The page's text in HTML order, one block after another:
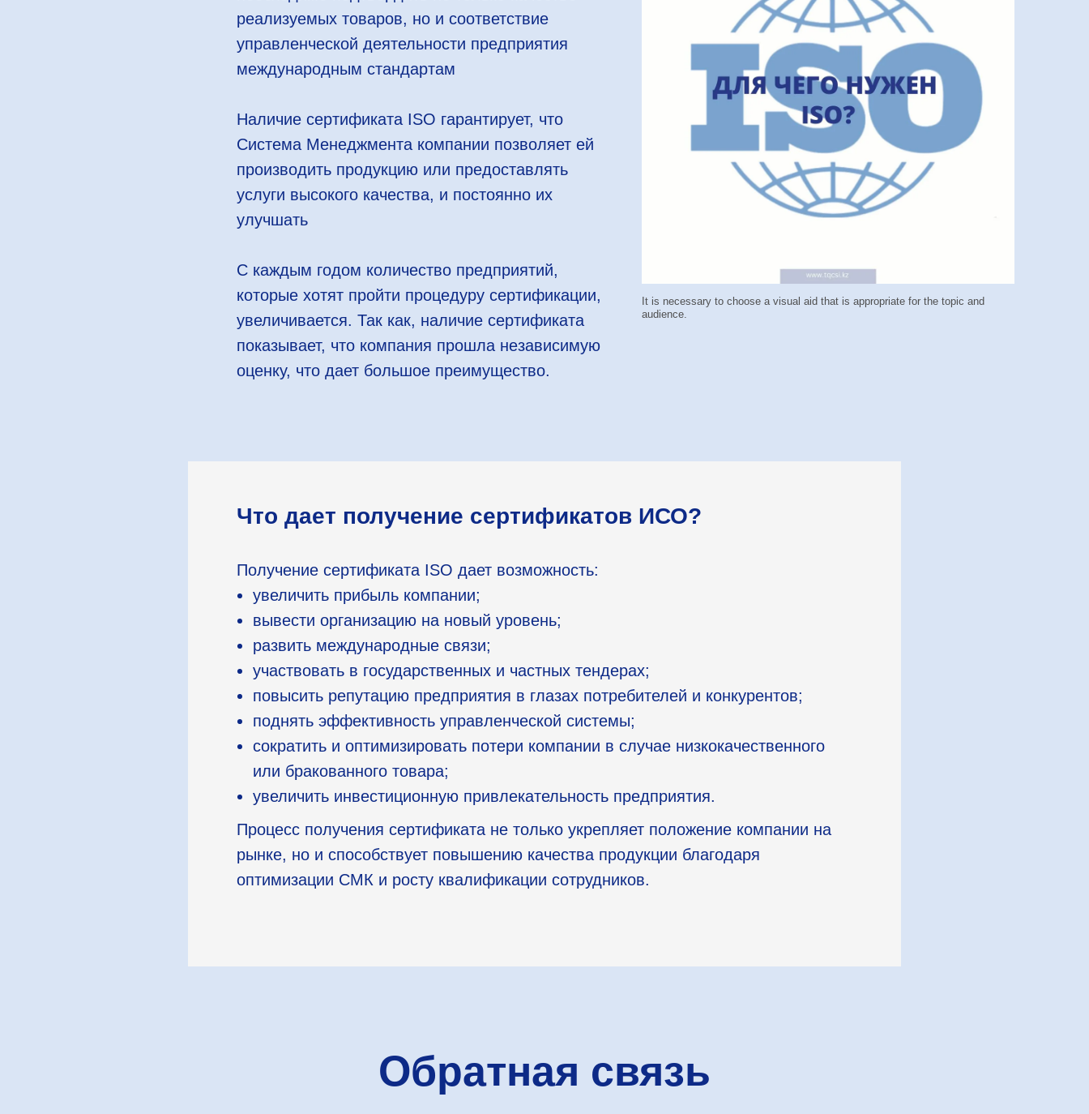
It is necessary to choose a visual aid that is appropriate for the topic and
audience.
реализуемых товаров, но и соответствие
управленческой деятельности предприятия
международным стандартам
Наличие сертификата ISO гарантирует, что
Система Менеджмента компании позволяет ей
производить продукцию или предоставлять
услуги высокого качества, и постоянно их
улучшать
С каждым годом количество предприятий,
которые хотят пройти процедуру сертификации,
увеличивается. Так как, наличие сертификата
показывает, что компания прошла независимую
оценку, что дает большое преимущество.
Что дает получение сертификатов ИСО?
Получение сертификата ISO дает возможность:
увеличить прибыль компании;
вывести организацию на новый уровень;
развить международные связи;
участвовать в государственных и частных тендерах;
повысить репутацию предприятия в глазах потребителей и конкурентов;
поднять эффективность управленческой системы;
сократить и оптимизировать потери компании в случае низкокачественного
или бракованного товара;
увеличить инвестиционную привлекательность предприятия.
Процесс получения сертификата не только укрепляет положение компании на
рынке, но и способствует повышению качества продукции благодаря
оптимизации СМК и росту квалификации сотрудников.
Обратная связь